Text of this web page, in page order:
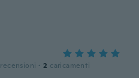
recensioni · 2 caricamenti